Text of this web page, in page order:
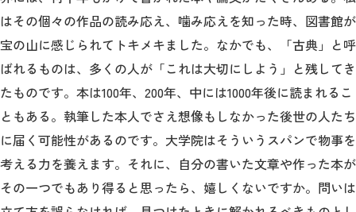
はその個々の作品の読み応え、噛み応えを知った時、図書館が
宝の山に感じられてトキメキました。なかでも、「古典」と呼
ばれるものは、多くの人が「これは大切にしよう」と残してき
たものです。本は100年、200年、中には1000年後に読まれるこ
ともある。執筆した本人でさえ想像もしなかった後世の人たち
に届く可能性があるのです。大学院はそういうスパンで物事を
考える力を養えます。それに、自分の書いた文章や作った本が
その一つでもあり得ると思ったら、嬉しくないですか。問いは